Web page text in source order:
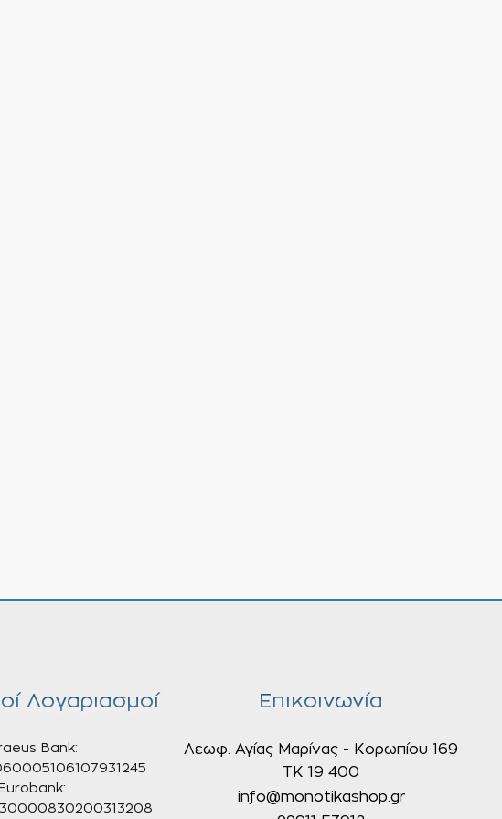
Λογαριασμοί
Bank:
Eurobank:
Επικοινωνία
Λεωφ. Αγίας Μαρίνας - Κορωπίου 169
ΤΚ 19 400
info@monotikashop.gr